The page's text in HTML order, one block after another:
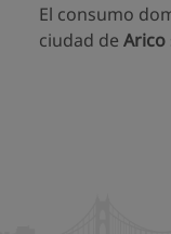
El consumo
ciudad de Arico